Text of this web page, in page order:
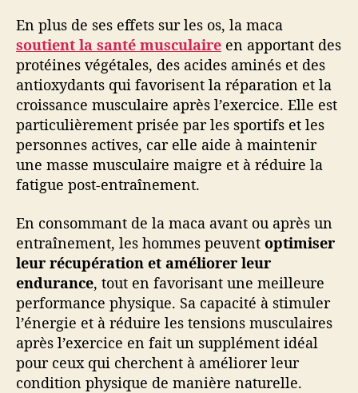
En plus de ses effets sur les os, la maca
soutient la santé musculaire en apportant des
protéines végétales, des acides aminés et des
antioxydants qui favorisent la réparation et la
croissance musculaire après l’exercice. Elle est
particulièrement prisée par les sportifs et les
personnes actives, car elle aide à maintenir
une masse musculaire maigre et à réduire la
fatigue post-entraînement.
En consommant de la maca avant ou après un
entraînement, les hommes peuvent optimiser
leur récupération et améliorer leur
endurance, tout en favorisant une meilleure
performance physique. Sa capacité à stimuler
l’énergie et à réduire les tensions musculaires
après l’exercice en fait un supplément idéal
pour ceux qui cherchent à améliorer leur
condition physique de manière naturelle.